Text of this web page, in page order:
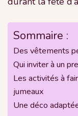
Sommaire :
Des vêtements
Qui inviter à un
Les activités à
jumeaux
Une déco